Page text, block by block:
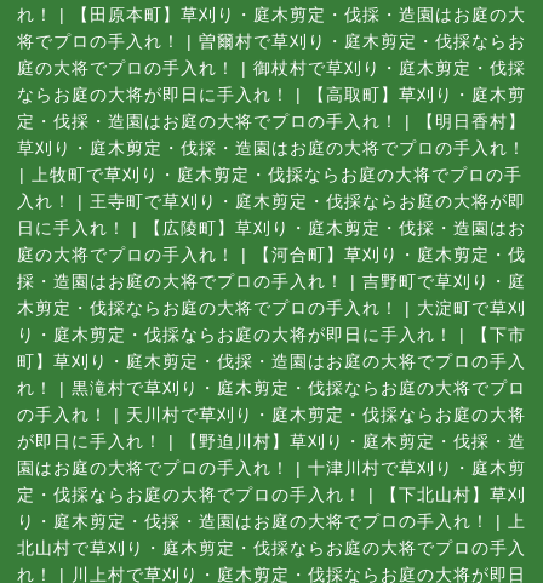
れ！
|
【田原本町】草刈り・庭木剪定・伐採・造園はお庭の大
将でプロの手入れ！
| 曽爾村で草刈り・庭木剪定・伐採ならお
庭の大将でプロの手入れ！
| 御杖村で草刈り・庭木剪定・伐採
ならお庭の大将が即日に手入れ！
|
【高取町】草刈り・庭木剪
定・伐採・造園はお庭の大将でプロの手入れ！
|
【明日香村】
草刈り・庭木剪定・伐採・造園はお庭の大将でプロの手入れ！
| 上牧町で草刈り・庭木剪定・伐採ならお庭の大将でプロの手
入れ！
| 王寺町で草刈り・庭木剪定・伐採ならお庭の大将が即
日に手入れ！
|
【広陵町】草刈り・庭木剪定・伐採・造園はお
庭の大将でプロの手入れ！
|
【河合町】草刈り・庭木剪定・伐
採・造園はお庭の大将でプロの手入れ！
| 吉野町で草刈り・庭
木剪定・伐採ならお庭の大将でプロの手入れ！
| 大淀町で草刈
り・庭木剪定・伐採ならお庭の大将が即日に手入れ！
|
【下市
町】草刈り・庭木剪定・伐採・造園はお庭の大将でプロの手入
れ！
| 黒滝村で草刈り・庭木剪定・伐採ならお庭の大将でプロ
の手入れ！
| 天川村で草刈り・庭木剪定・伐採ならお庭の大将
が即日に手入れ！
|
【野迫川村】草刈り・庭木剪定・伐採・造
園はお庭の大将でプロの手入れ！
| 十津川村で草刈り・庭木剪
定・伐採ならお庭の大将でプロの手入れ！
|
【下北山村】草刈
り・庭木剪定・伐採・造園はお庭の大将でプロの手入れ！
| 上
北山村で草刈り・庭木剪定・伐採ならお庭の大将でプロの手入
れ！
| 川上村で草刈り・庭木剪定・伐採ならお庭の大将が即日